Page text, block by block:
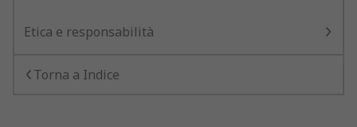
Etica e responsabilità
Torna a Indice